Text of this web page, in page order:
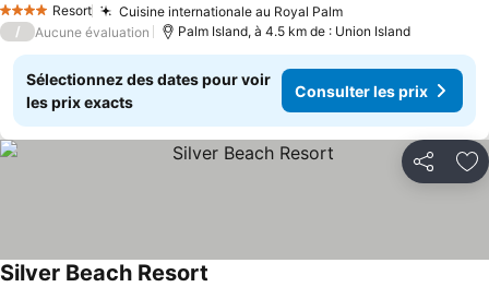
4 Étoiles Resort Cuisine internationale au Royal Palm
/ Aucune évaluation Palm Island, à 4.5 km de : Union Island
Sélectionnez des dates pour voir
les prix exacts
Consulter les prix
Partager
Silver Beach Resort